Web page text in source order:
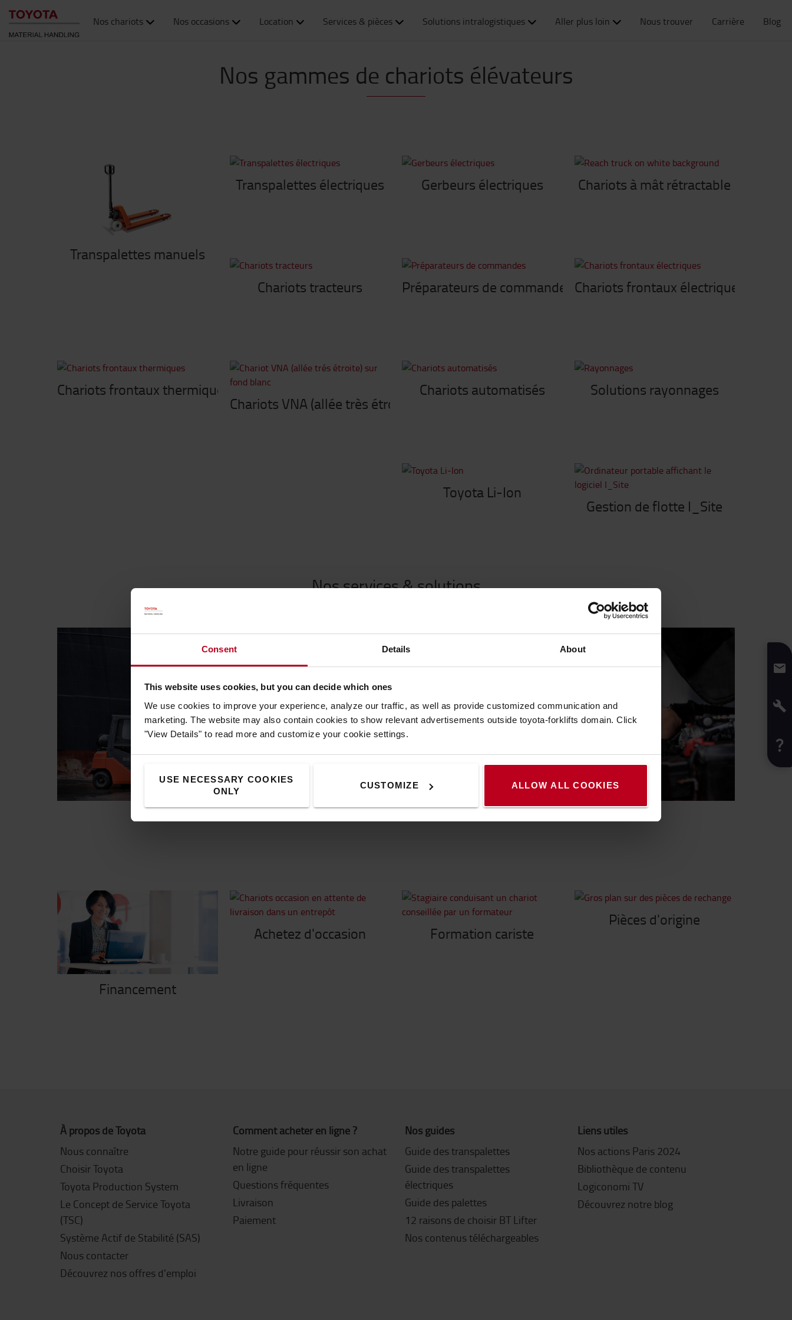
Consent Details About
This website uses cookies, but you can decide which ones
We use cookies to improve your experience, analyze our traffic, as well as provide customized communication and
marketing. The website may also contain cookies to show relevant advertisements outside toyota-forklifts domain. Click
"View Details" to read more and customize your cookie settings.
USE NECESSARY COOKIES
ONLY
CUSTOMIZE ALLOW ALL COOKIES
Nos chariots Nos occasions Location Services & pièces Solutions intralogistiques Aller plus loin Nous trouver Carrière Blog
Nos gammes de chariots élévateurs
Transpalettes manuels
Transpalettes électriques Gerbeurs électriques Chariots à mât rétractable
Chariots tracteurs Préparateurs de commandes Chariots frontaux électriques
Chariots frontaux thermiques
Chariots VNA (allée très étroite)
Chariots automatisés Solutions rayonnages
Toyota Li-Ion
Gestion de flotte I_Site
Nos services & solutions
Louez un chariot Service
Financement
Achetez d'occasion Formation cariste
Pièces d'origine
À propos de Toyota
Nous connaître
Choisir Toyota
Toyota Production System
Le Concept de Service Toyota
(TSC)
Système Actif de Stabilité (SAS)
Nous contacter
Découvrez nos offres d'emploi
Comment acheter en ligne ?
Notre guide pour réussir son achat
en ligne
Questions fréquentes
Livraison
Paiement
Nos guides
Guide des transpalettes
Guide des transpalettes
électriques
Guide des palettes
12 raisons de choisir BT Lifter
Nos contenus téléchargeables
Liens utiles
Nos actions Paris 2024
Bibliothèque de contenu
Logiconomi TV
Découvrez notre blog